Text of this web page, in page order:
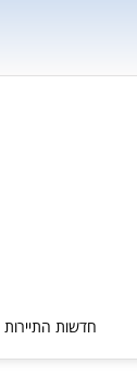
חדשות התיירות